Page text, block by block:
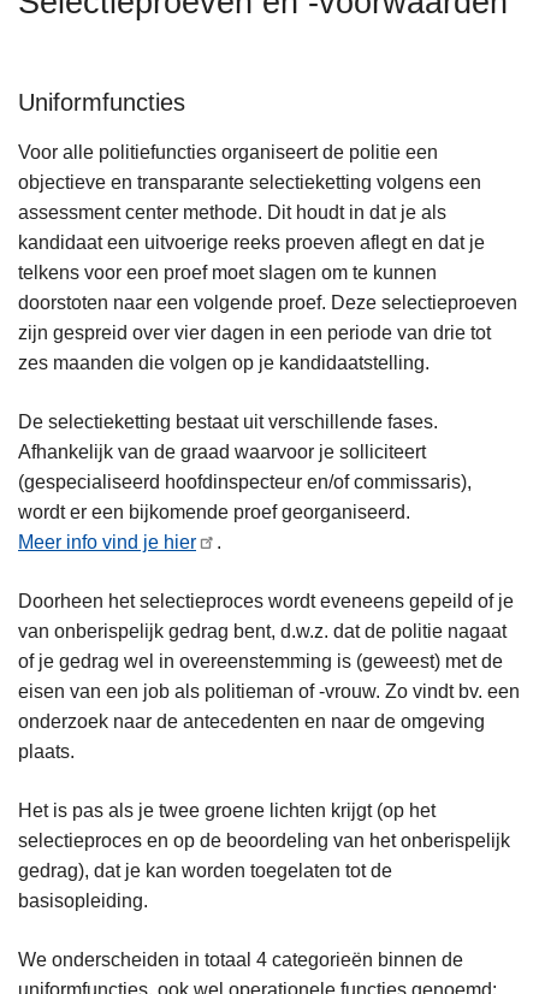
Uniformfuncties
Voor alle politiefuncties organiseert de politie een
objectieve en transparante selectieketting volgens een
assessment center methode. Dit houdt in dat je als
kandidaat een uitvoerige reeks proeven aflegt en dat je
telkens voor een proef moet slagen om te kunnen
doorstoten naar een volgende proef. Deze selectieproeven
zijn gespreid over vier dagen in een periode van drie tot
zes maanden die volgen op je kandidaatstelling.
De selectieketting bestaat uit verschillende fases.
Afhankelijk van de graad waarvoor je solliciteert
(gespecialiseerd hoofdinspecteur en/of commissaris),
wordt er een bijkomende proef georganiseerd.
Meer info vind je hier
.
Doorheen het selectieproces wordt eveneens gepeild of je
van onberispelijk gedrag bent, d.w.z. dat de politie nagaat
of je gedrag wel in overeenstemming is (geweest) met de
eisen van een job als politieman of -vrouw. Zo vindt bv. een
onderzoek naar de antecedenten en naar de omgeving
plaats.
Het is pas als je twee groene lichten krijgt (op het
selectieproces en op de beoordeling van het onberispelijk
gedrag), dat je kan worden toegelaten tot de
basisopleiding.
We onderscheiden in totaal 4 categorieën binnen de